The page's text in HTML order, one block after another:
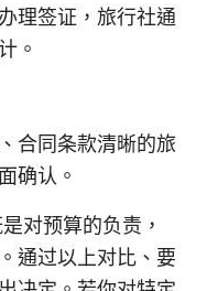
理签证，旅行社通
。
合同条款清晰的旅
确认。
对预算的负责，
通过以上对比、要